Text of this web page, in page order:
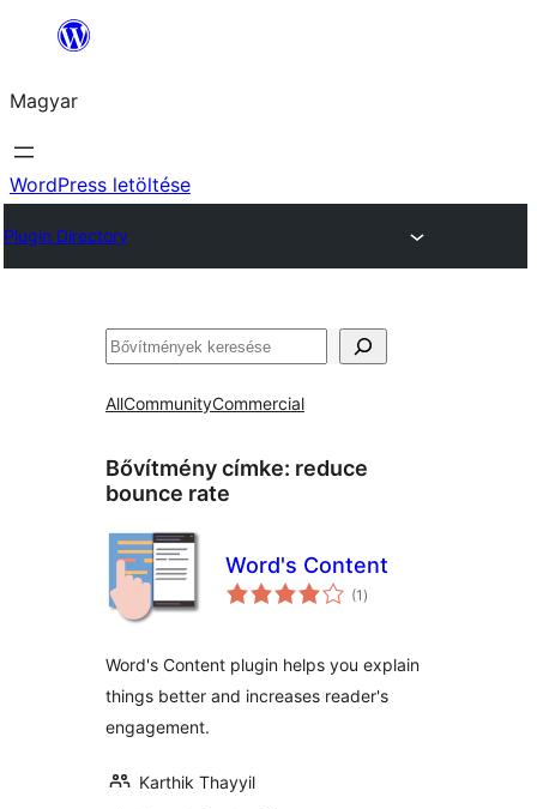
Ugrás
tartalomhoz
Magyar
WordPress letöltése
Plugin Directory
Keresés
AllCommunityCommercial
Bővítmény címke: reduce
bounce rate
Word's Content
(1 értékelés
összesen
)
Word's Content plugin helps you explain
things better and increases reader's
engagement.
Karthik Thayyil